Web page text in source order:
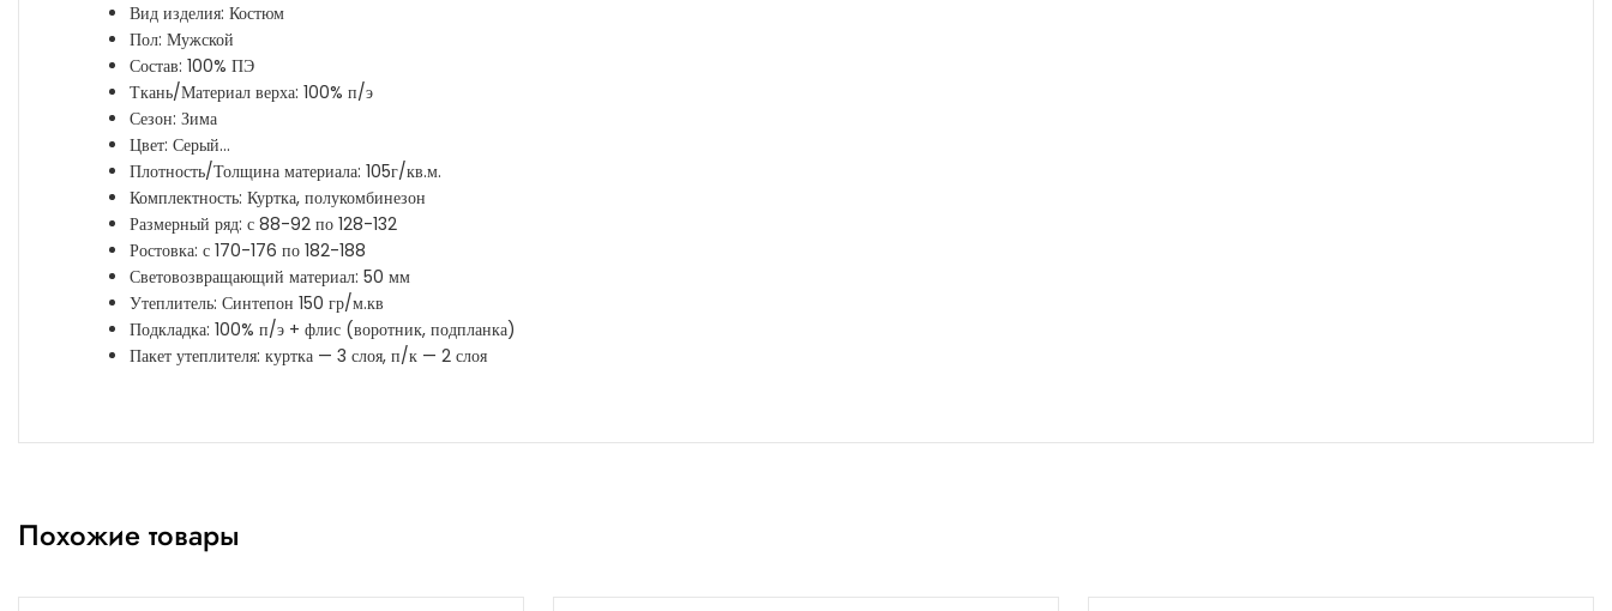
Вид изделия: Костюм
Пол: Мужской
Состав: 100% ПЭ
Ткань/Материал верха: 100% п/э
Сезон: Зима
Цвет: Серый…
Плотность/Толщина материала: 105г/кв.м.
Комплектность: Куртка, полукомбинезон
Размерный ряд: с 88-92 по 128-132
Ростовка: с 170-176 по 182-188
Световозвращающий материал: 50 мм
Утеплитель: Синтепон 150 гр/м.кв
Подкладка: 100% п/э + флис (воротник, подпланка)
Пакет утеплителя: куртка — 3 слоя, п/к — 2 слоя
Похожие товары